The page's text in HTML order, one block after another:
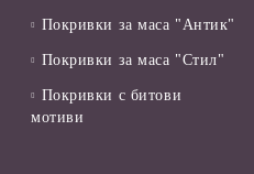
Покривки за маса "Антик"
Покривки за маса "Стил"
Покривки с битови
мотиви